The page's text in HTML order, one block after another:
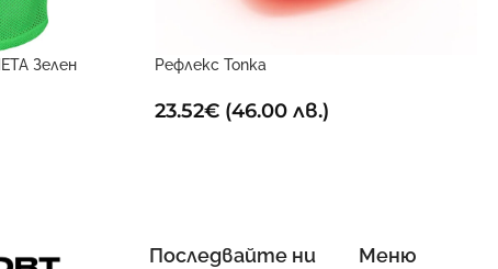
Зелен Рефлекс Топка
23.52€ (46.00 лв.)
Последвайте ни Меню